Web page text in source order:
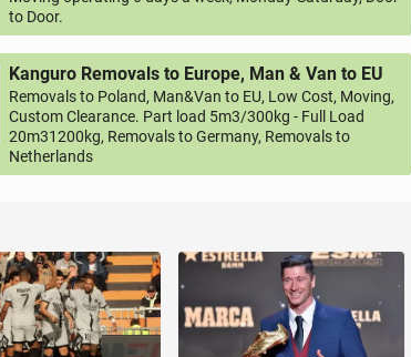
to Door.
Kanguro Removals to Europe, Man & Van to EU
Removals to Poland, Man&Van to EU, Low Cost, Moving,
Custom Clearance. Part load 5m3/300kg - Full Load
20m31200kg, Removals to Germany, Removals to
Netherlands